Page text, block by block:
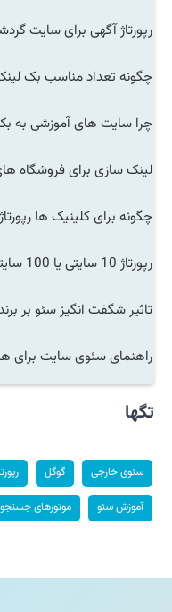
رپورتاژ آگهی برای سایت
چگونه تعداد مناسب بک
چرا سایت های آموزشی به
لینک سازی برای فروشگاه
چگونه برای کلینیک ها
رپورتاژ 10 سایتی یا 100 سایتی؟
تاثیر شگفت انگیز سئو بر
راهنمای سئوی سایت
تگها
سئوی خارجی گوگل
آموزش سئو موتورهای جستجو